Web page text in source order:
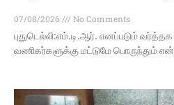
07/08/2026
No Comments
புதுடெல்லி:எம்.டி.ஆர். எனப்படும்
வணிகர்களுக்கு மட்டுமே பொருந்தும்